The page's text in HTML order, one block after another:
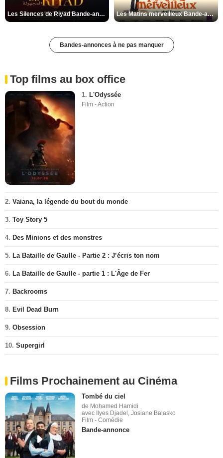
Les Silences de Riyad Bande-annonce VO STFR Les Matins merveilleux Bande-annonce VF
Bandes-annonces à ne pas manquer
Top films au box office
1. L'Odyssée
Film - Action
2. Vaiana, la légende du bout du monde
3. Toy Story 5
4. Des Minions et des monstres
5. La Bataille de Gaulle - Partie 2 : J’écris ton nom
6. La Bataille de Gaulle - partie 1 : L'Âge de Fer
7. Backrooms
8. Evil Dead Burn
9. Obsession
10. Supergirl
Films Prochainement au Cinéma
Tombé du ciel
de Mohamed Hamidi
avec Ilyes Djadel, Josiane Balasko
Film - Comédie
Bande-annonce